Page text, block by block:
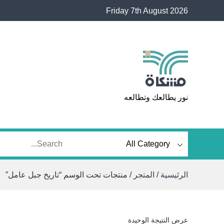
Friday 7th August 2026
مشكاة
نور يطالعك وتطالعه
الرئيسية / المتجر / منتجات تحت الوسم “تاريخ جبل عامل”
عرض النتيجة الوحيدة